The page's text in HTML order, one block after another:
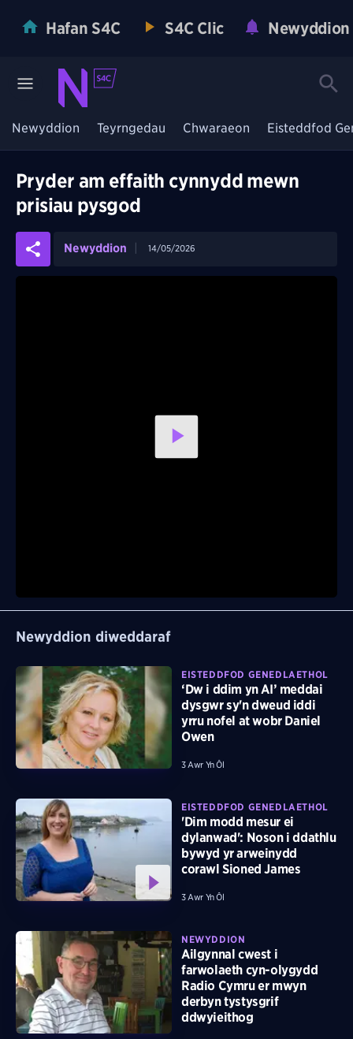
Hafan S4C S4C Clic Newyddion
Newyddion Teyrngedau Chwaraeon Eisteddfod
Pryder am effaith cynnydd mewn
prisiau pysgod
Newyddion 14/05/2026
Play
Newyddion diweddaraf
EISTEDDFOD GENEDLAETHOL
‘Dw i ddim yn AI’ meddai
dysgwr sy'n dweud iddi
yrru nofel at wobr Daniel
Owen
3 Awr Yn Ôl
EISTEDDFOD GENEDLAETHOL
'Dim modd mesur ei
dylanwad': Noson i ddathlu
bywyd yr arweinydd
corawl Sioned James
3 Awr Yn Ôl
NEWYDDION
Ailgynnal cwest i
farwolaeth cyn-olygydd
Radio Cymru er mwyn
derbyn tystysgrif
ddwyieithog